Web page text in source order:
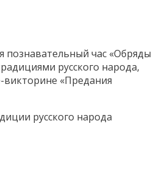
познавательный час «Обряды
русского народа,
викторине «Предания
русского народа